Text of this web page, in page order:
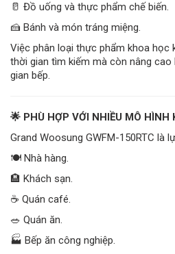
🥛 Đồ uống và thực phẩm chế biến.
🍰 Bánh và món tráng miệng.
Việc phân loại thực phẩm khoa học
thời gian tìm kiếm mà còn nâng cao
gian bếp.
🌟 PHÙ HỢP VỚI NHIỀU MÔ HÌNH
Grand Woosung GWFM-150RTC là
🍽️ Nhà hàng.
🏨 Khách sạn.
☕ Quán café.
🥗 Quán ăn.
🏭 Bếp ăn công nghiệp.